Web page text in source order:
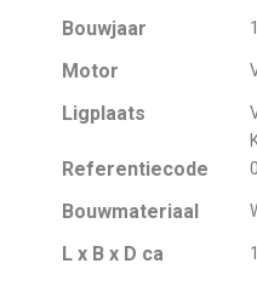
Bouwjaar
Motor
Ligplaats
Referentiecode
Bouwmateriaal
L x B x D ca